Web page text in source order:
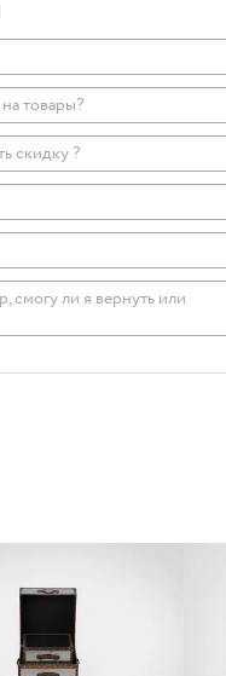
товары?
скидку ?
смогу ли я вернуть или